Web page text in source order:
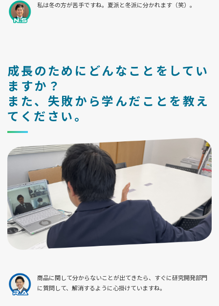
私は冬の方が苦手ですね。夏派と冬派に分かれます（笑）。
成長のためにどんなことをしてい
ますか？
また、失敗から学んだことを教え
てください。
商品に関して分からないことが出てきたら、すぐに研究開発部門
に質問して、解消するように心掛けていますね。